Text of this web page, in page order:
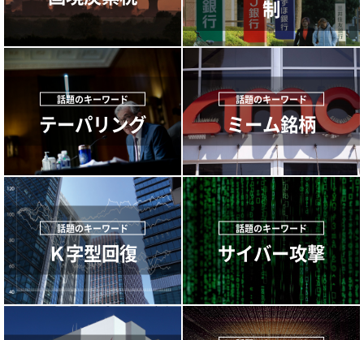
制
テーパリング ミーム銘柄
Ｋ字型回復 サイバー攻撃